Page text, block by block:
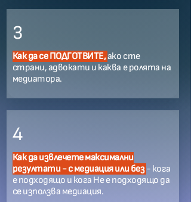
3
Как да се ПОДГОТВИТЕ,ако сте
страни, адвокати и каква е ролята на
медиатора.
4
Как да извлечете максимални
резултати - с медиация или без- кога
е подходящо и кога Не е подходящо да
се използва медиация.